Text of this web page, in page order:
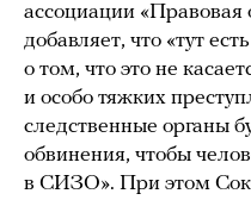
ассоциации «Правовая
добавляет, что «тут
о том, что это не
и особо тяжких
следственные органы
обвинения, чтобы
в СИЗО». При этом